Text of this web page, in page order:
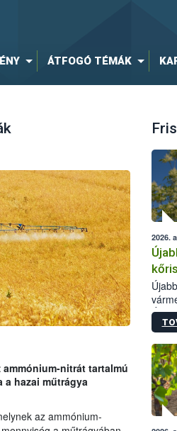
ÁTFOGÓ TÉMÁK
nitrát tartalmú
a hazai műtrágya
az ammónium-
2026.